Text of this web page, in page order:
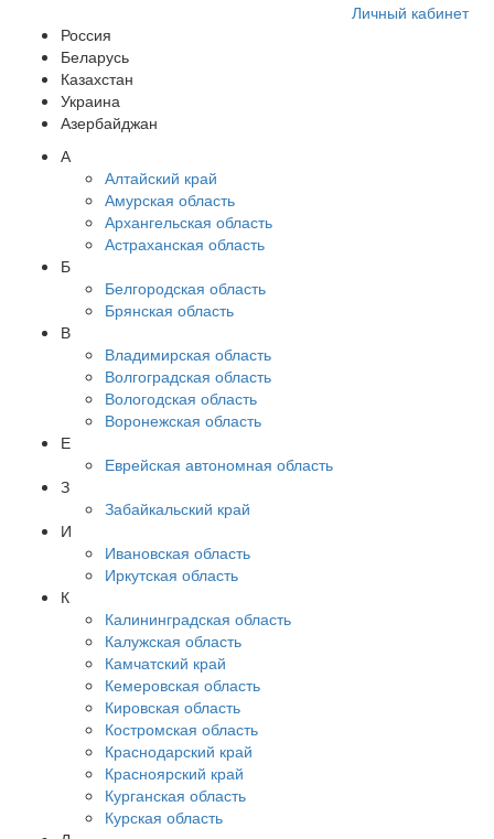
Личный кабинет
Россия
Беларусь
Казахстан
Украина
Азербайджан
А
Алтайский край
Амурская область
Архангельская область
Астраханская область
Б
Белгородская область
Брянская область
В
Владимирская область
Волгоградская область
Вологодская область
Воронежская область
Е
Еврейская автономная область
З
Забайкальский край
И
Ивановская область
Иркутская область
К
Калининградская область
Калужская область
Камчатский край
Кемеровская область
Кировская область
Костромская область
Краснодарский край
Красноярский край
Курганская область
Курская область